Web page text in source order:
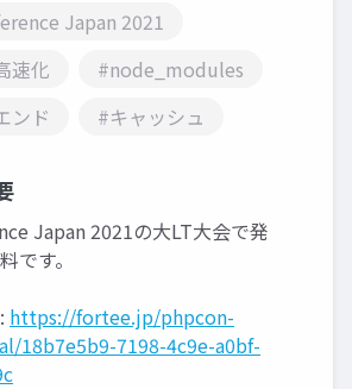
Japan 2021
速化
#node_modules
ンド
#キャッシュ
Japan 2021の大LT大会で発
です。
https://fortee.jp/phpcon-
18b7e5b9-7198-4c9e-a0bf-